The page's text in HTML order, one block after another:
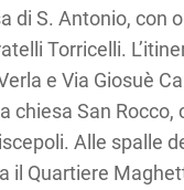
di S. Antonio, con
Torricelli.
e Via Giosuè
chiesa San Rocco,
Alle spalle
il Quartiere